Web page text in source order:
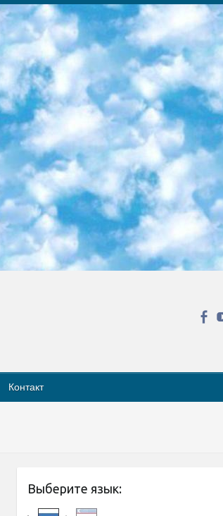
К некоторым лекциям администрация ресурса прилагает готовые конспекты, которые можно скачивать в PDF-формате. 4. ITMOcourses Онлайн-площадка Санкт-Петербургского национального исследовательского университета информационных технологий, механики и оптики (ИТМО). Ресурс предоставляет свободный доступ к курсам, разработанным в этом вузе. Каталог материалов разбит на четыре категории: «Оптические системы и технологии», «Приборостроение и робототехника», «Информационные технологии» и «Биотехнологии». Курсы состоят из видеолекций, интерактивных демонстраций и заданий. 5. «КиберЛенинка» Электронная научная библиотека открытого доступа. Каталог площадки регулярно обрастает текстами статей из различных научных изданий. Сгруппированные по журналам и рубрикам публикации можно читать онлайн или скачивать целиком в PDF-формате. Проект нацелен на популяризацию науки за счёт открытого доступа к качественной информации. 6. «ПостНаука» На этом ресурсе публикуют подборки видеолекций, составленные экспертами из разных отраслей и объединённые общими темами. Среди них, к примеру, есть серии «Биоинформатика и геномика», «Культура средневековой Скандинавии» и Cinema Studies о теории кино. Каждая подборка лекций — логически связанная история, рассказанная экспертом от первого лица. Кроме того, на сайте появляются научно-образовательные статьи и тесты на разные темы. 7. «Newочём» Команда проекта «Newочём» отбирает самые интересные тексты из англоязычных СМИ и переводит те из них, за которые голосуют участники сообщества «ВКонтакте». По большей части это научно-популярные статьи. Редакторы придумывают лишь заголовки, в остальном содержание переводов соответствует оригиналам. Полные тексты можно читать прямо в социальной сети. 8. InternetUrok Онлайн-база материалов по основным дисциплинам школьной программы. Информация на сайте структурирована по классам, предметам и темам (урокам). Каждый урок состоит из видеолекций и конспектов. Есть также интерактивные тренажёры и тесты для закрепления пройденного материала. Даже если вы давно окончили школу, возможность повторить программу старших классов всегда может пригодиться. 9. Edutainme Ещё один ресурс об образовании. В отличие от Newtonew, как мне кажется, Edutainme больше ориентируется на представителей индустрии: педагогов, предпринимателей, разработчиков образовательных проектов. Но и любой, кто просто стремится к саморазвитию, найдёт на сайте много полезного и интересного для себя. Например, информацию о новых курсах и образовательных сервисах. 10. Newtonew Онлайн-медиа об образовании и обучении в широком смысле. Авторы Newtonew пишут об инструментах, заведениях, тактиках и стратегиях, которые помогают учить других и получать новые знания самостоятельно. На этой площадке вы найдёте новости, обзоры, аналитические мат
Контакт
Выберите язык: